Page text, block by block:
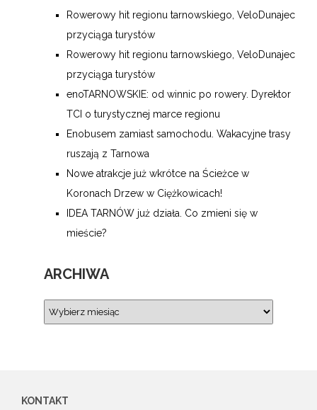
Rowerowy hit regionu tarnowskiego, VeloDunajec
przyciąga turystów
Rowerowy hit regionu tarnowskiego, VeloDunajec
przyciąga turystów
enoTARNOWSKIE: od winnic po rowery. Dyrektor
TCI o turystycznej marce regionu
Enobusem zamiast samochodu. Wakacyjne trasy
ruszają z Tarnowa
Nowe atrakcje już wkrótce na Ścieżce w
Koronach Drzew w Ciężkowicach!
IDEA TARNÓW już działa. Co zmieni się w
mieście?
ARCHIWA
KONTAKT